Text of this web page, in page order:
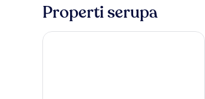
Tempat
Tidur
Properti serupa
AC Hotel by Marriott Kuantan